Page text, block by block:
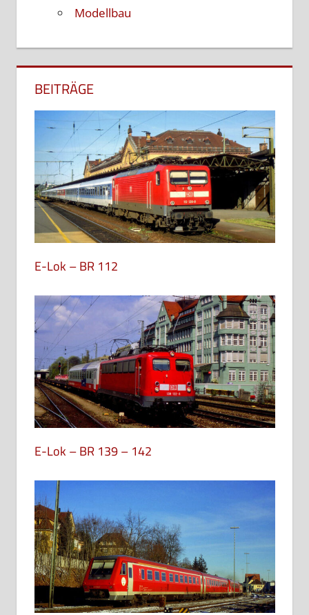
Modellbau
BEITRÄGE
E-Lok – BR 112
E-Lok – BR 139 – 142